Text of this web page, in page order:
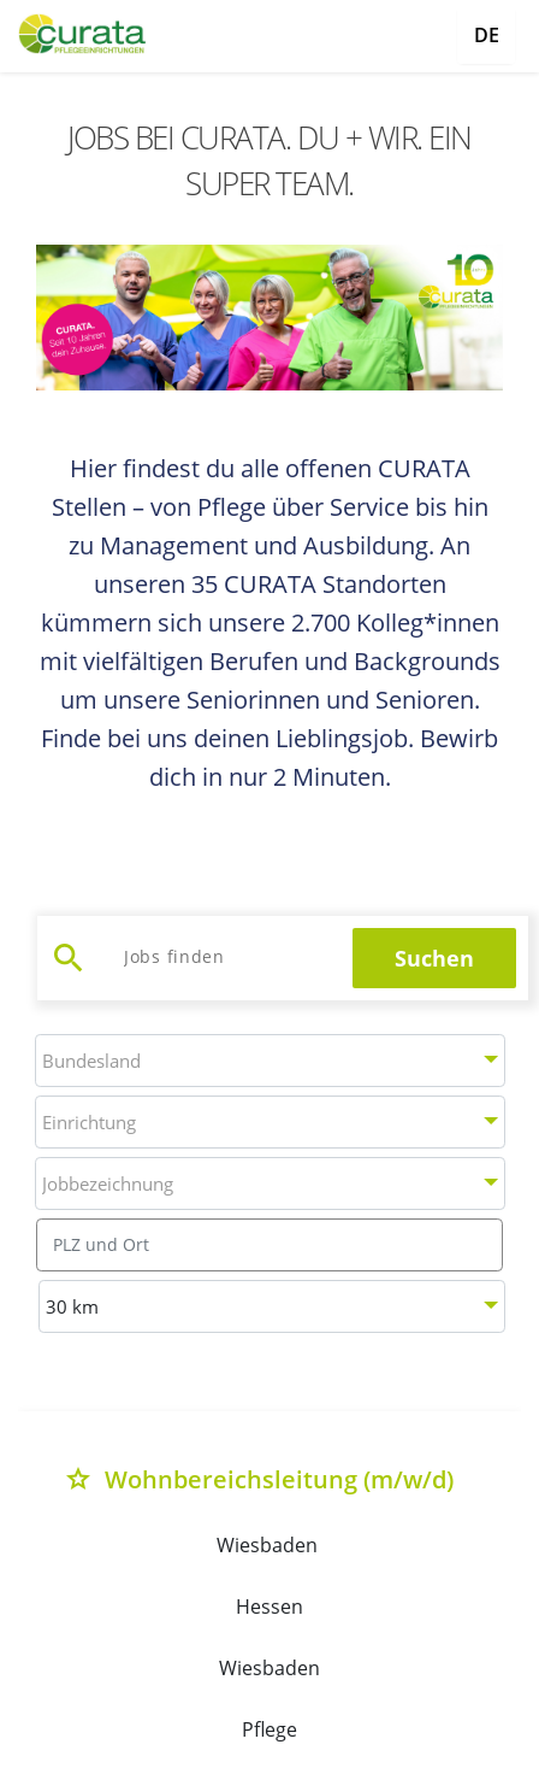
DE
JOBS BEI CURATA. DU + WIR. EIN
SUPER TEAM.
Hier findest du alle offenen CURATA
Stellen – von Pflege über Service bis hin
zu Management und Ausbildung. An
unseren 35 CURATA Standorten
kümmern sich unsere 2.700 Kolleg*innen
mit vielfältigen Berufen und Backgrounds
um unsere Seniorinnen und Senioren.
Finde bei uns deinen Lieblingsjob. Bewirb
dich in nur 2 Minuten.
search
Jobs suchen Suchen
Bundesland
Bundesland
Einrichtung
Einrichtung
Jobbezeichnung
Jobbezeichnung
Ort
Entfernung wählen
30 km
grade Wohnbereichsleitung (m/w/d)
Wiesbaden
Hessen
Wiesbaden
Pflege